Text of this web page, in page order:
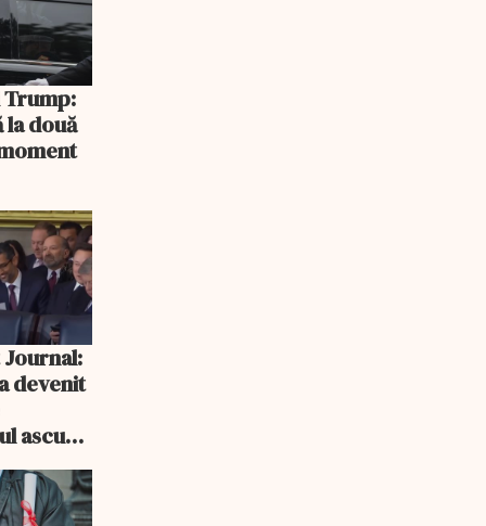
Trump:
la două
devenit
ascuns